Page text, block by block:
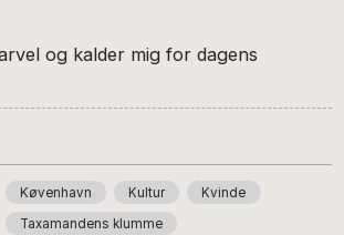
og kalder mig for dagens
Køvenhavn Kultur Kvinde
Taxamandens klumme